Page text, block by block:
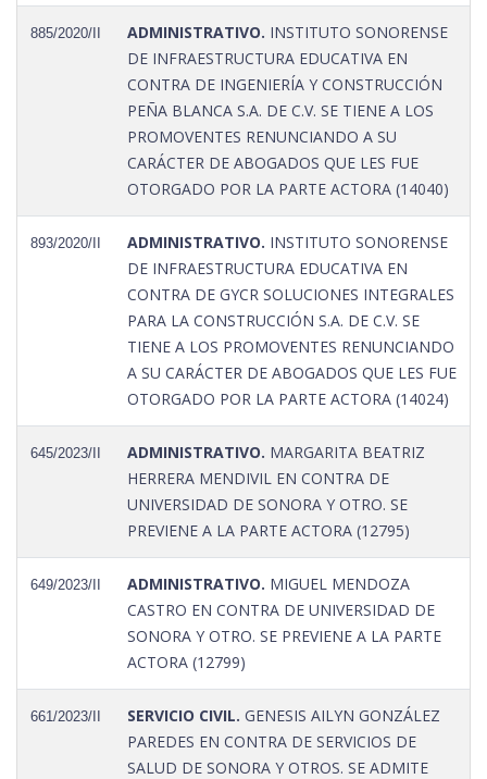
885/2020/II ADMINISTRATIVO. INSTITUTO SONORENSE
DE INFRAESTRUCTURA EDUCATIVA EN
CONTRA DE INGENIERÍA Y CONSTRUCCIÓN
PEÑA BLANCA S.A. DE C.V. SE TIENE A LOS
PROMOVENTES RENUNCIANDO A SU
CARÁCTER DE ABOGADOS QUE LES FUE
OTORGADO POR LA PARTE ACTORA (14040)
893/2020/II ADMINISTRATIVO. INSTITUTO SONORENSE
DE INFRAESTRUCTURA EDUCATIVA EN
CONTRA DE GYCR SOLUCIONES INTEGRALES
PARA LA CONSTRUCCIÓN S.A. DE C.V. SE
TIENE A LOS PROMOVENTES RENUNCIANDO
A SU CARÁCTER DE ABOGADOS QUE LES FUE
OTORGADO POR LA PARTE ACTORA (14024)
645/2023/II ADMINISTRATIVO. MARGARITA BEATRIZ
HERRERA MENDIVIL EN CONTRA DE
UNIVERSIDAD DE SONORA Y OTRO. SE
PREVIENE A LA PARTE ACTORA (12795)
649/2023/II ADMINISTRATIVO. MIGUEL MENDOZA
CASTRO EN CONTRA DE UNIVERSIDAD DE
SONORA Y OTRO. SE PREVIENE A LA PARTE
ACTORA (12799)
661/2023/II SERVICIO CIVIL. GENESIS AILYN GONZÁLEZ
PAREDES EN CONTRA DE SERVICIOS DE
SALUD DE SONORA Y OTROS. SE ADMITE